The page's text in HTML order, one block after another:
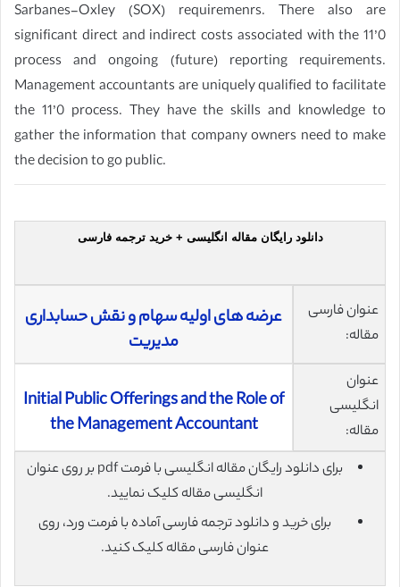
Sarbanes-Oxley (SOX) requiremenrs. There also are
significant direct and indirect costs associated with the 11’0
process and ongoing (future) reporting requirements.
Management accountants are uniquely qualified to facilitate
the 11’0 process. They have the skills and knowledge to
gather the information that company owners need to make
the decision to go public.
دانلود رایگان مقاله انگلیسی + خرید ترجمه فارسی
عنوان فارسی
مقاله:
عرضه های اولیه سهام و نقش حسابداری
مدیریت
عنوان
انگلیسی
مقاله:
Initial Public Offerings and the Role of
the Management Accountant
برای دانلود رایگان مقاله انگلیسی با فرمت pdf بر روی عنوان
انگلیسی مقاله کلیک نمایید.
برای خرید و دانلود ترجمه فارسی آماده با فرمت ورد، روی
عنوان فارسی مقاله کلیک کنید.